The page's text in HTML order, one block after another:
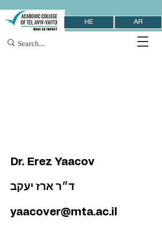
HE AR
Dr. Erez Yaacov
ד״ר ארז יעקב
yaacover@mta.ac.il